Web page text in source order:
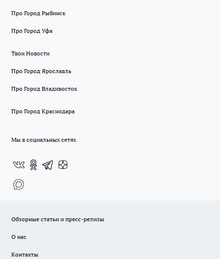
Про Город Рыбинск
Про Город Уфа
Твои Новости
Про Город Ярославль
Про Город Владивосток
Про Город Краснодара
Мы в социальных сетях
Обзорные статьи и пресс-релизы
О нас
Контакты